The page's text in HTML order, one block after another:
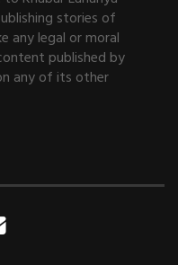
stories of
any legal or moral
published by
any of its other